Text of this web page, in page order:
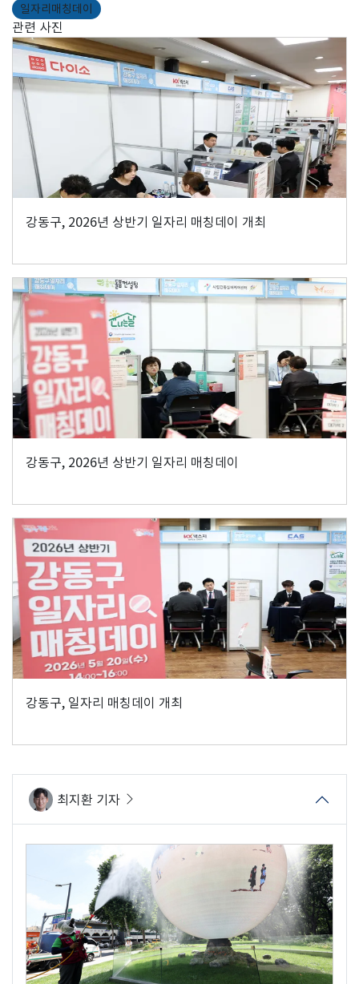
일자리매칭데이
관련 사진
강동구, 2026년 상반기 일자리 매칭데이 개최
강동구, 2026년 상반기 일자리 매칭데이
강동구, 일자리 매칭데이 개최
최지환 기자